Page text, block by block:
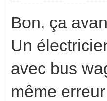
Bon, ça
Un
avec bus
même